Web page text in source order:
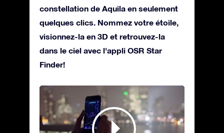
constellation de Aquila en seulement
quelques clics. Nommez votre étoile,
visionnez-la en 3D et retrouvez-la
dans le ciel avec l'appli OSR Star
Finder!